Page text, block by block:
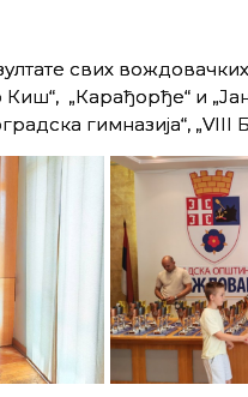
свих
„Карађорђе“ и
гимназија“,